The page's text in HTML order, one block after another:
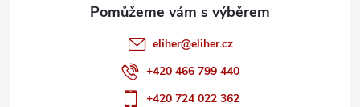
eliher@eliher.cz
+420 466 799 440
+420 724 022 362